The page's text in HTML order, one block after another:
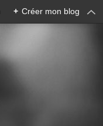
+ Créer mon blog